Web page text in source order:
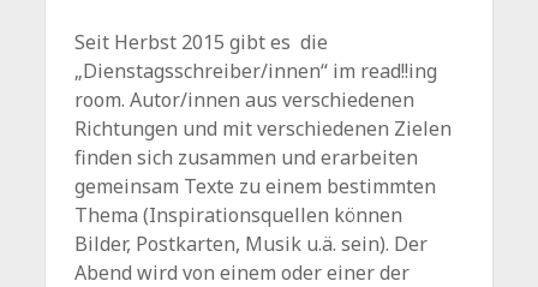
Seit Herbst 2015 gibt es die
„Dienstagsschreiber/innen“ im read!!ing
room. Autor/innen aus verschiedenen
Richtungen und mit verschiedenen Zielen
finden sich zusammen und erarbeiten
gemeinsam Texte zu einem bestimmten
Thema (Inspirationsquellen können
Bilder, Postkarten, Musik u.ä. sein). Der
Abend wird von einem oder einer der